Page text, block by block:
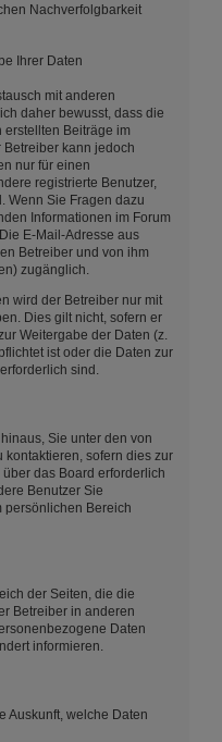
Nachverfolgbarkeit
Ihrer Daten
mit anderen
daher bewusst, dass die
erstellten Beiträge im
Betreiber kann jedoch
nur für einen
registrierte Benutzer,
Wenn Sie Fragen dazu
Informationen im Forum
E-Mail-Adresse aus
Betreiber und von ihm
zugänglich.
wird der Betreiber nur mit
Dies gilt nicht, sofern er
Weitergabe der Daten (z.
ist oder die Daten zur
sind.
Sie unter den von
kontaktieren, sofern dies zur
das Board erforderlich
Benutzer Sie
persönlichen Bereich
der Seiten, die die
Betreiber in anderen
Daten
informieren.
Auskunft, welche Daten